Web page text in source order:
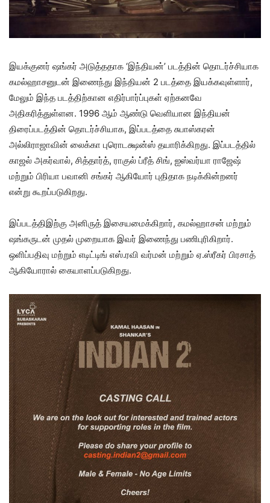
இயக்குனர் ஷங்கர் அடுத்ததாக ‘இந்தியன்’ படத்தின் தொடர்ச்சியாக
கமல்ஹாசனுடன் இணைந்து இந்தியன் 2 படத்தை இயக்கவுள்ளார்,
மேலும் இந்த படத்திற்கான எதிர்பார்ப்புகள் ஏற்கனவே
அதிகரித்துள்ளன. 1996 ஆம் ஆண்டு வெளியான இந்தியன்
திரைப்படத்தின் தொடர்ச்சியாக, இப்படத்தை சுபாஸ்கரன்
அல்லிராஜாவின் லைக்கா புரொடக்ஷன்ஸ் தயாரிக்கிறது. இப்படத்தில்
காஜல் அகர்வால், சித்தார்த், ராகுல் ப்ரீத் சிங், ஐஸ்வர்யா ராஜேஷ்
மற்றும் பிரியா பவானி சங்கர் ஆகியோர் புதிதாக நடிக்கின்றனர்
என்று கூறப்படுகிறது.
இப்படத்திஇற்கு அனிருத் இசையமைக்கிறார், கமல்ஹாசன் மற்றும்
ஷங்கருடன் முதல் முறையாக இவர் இணைந்து பணிபுரிகிறார்.
ஒளிப்பதிவு மற்றும் எடிட்டிங் எஸ்.ரவி வர்மன் மற்றும் ஏ.ஸ்ரீகர் பிரசாத்
ஆகியோரால் கையாளப்படுகிறது.